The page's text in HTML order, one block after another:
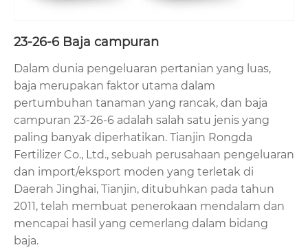
23-26-6 Baja campuran
Dalam dunia pengeluaran pertanian yang luas,
baja merupakan faktor utama dalam
pertumbuhan tanaman yang rancak, dan baja
campuran 23-26-6 adalah salah satu jenis yang
paling banyak diperhatikan. Tianjin Rongda
Fertilizer Co., Ltd., sebuah perusahaan pengeluaran
dan import/eksport moden yang terletak di
Daerah Jinghai, Tianjin, ditubuhkan pada tahun
2011, telah membuat penerokaan mendalam dan
mencapai hasil yang cemerlang dalam bidang
baja.